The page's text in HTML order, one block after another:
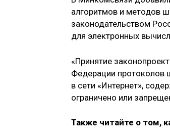
алгоритмов и методов
законодательством
для электронных
«Принятие
Федерации протоколов
в сети «Интернет»,
ограничено или
Также читайте о том,